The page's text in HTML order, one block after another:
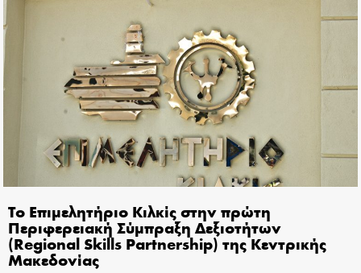
Το Επιμελητήριο Κιλκίς στην πρώτη
Περιφερειακή Σύμπραξη Δεξιοτήτων
(Regional Skills Partnership) της Κεντρικής
Μακεδονίας